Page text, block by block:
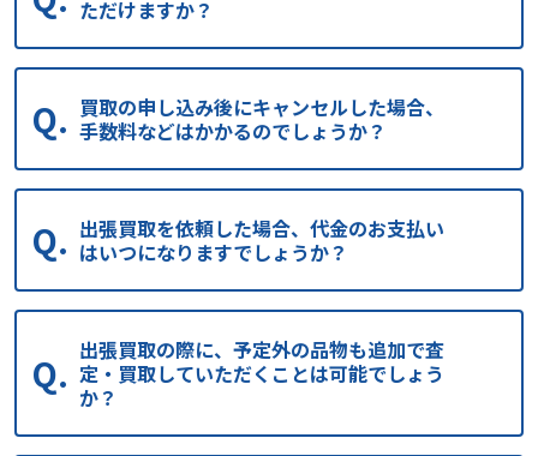
ただけますか？
買取の申し込み後にキャンセルした場合、
手数料などはかかるのでしょうか？
出張買取を依頼した場合、代金のお支払い
はいつになりますでしょうか？
出張買取の際に、予定外の品物も追加で査
定・買取していただくことは可能でしょう
か？